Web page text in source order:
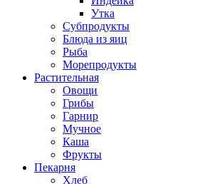
Утка
Субпродукты
Блюда из яиц
Рыба
Морепродукты
Растительная
Овощи
Грибы
Гарнир
Мучное
Каша
Фрукты
Пекарня
Хлеб